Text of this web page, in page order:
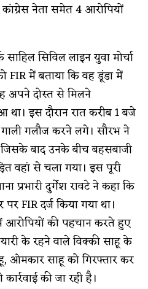
नेता समेत 4 आरोपियों
सिविल लाइन युवा मोर्चा
FIR में बताया कि वह डूंडा में
अपने दोस्त से मिलने
था। इस दौरान रात करीब 1 बजे
गलौज करने लगे। सौरभ ने
बाद उनके बीच बहसबाजी
वहां से चला गया। इस पूरी
प्रभारी दुर्गेश रावटे ने कहा कि
FIR दर्ज किया गया था।
आरोपियों की पहचान करते हुए
के रहने वाले विक्की साहू के
ओमकार साहू को गिरफ्तार कर
की जा रही है।